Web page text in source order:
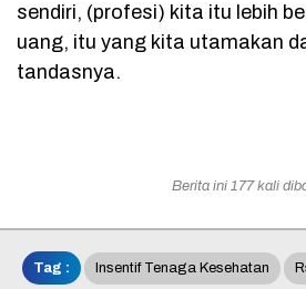
sendiri, (profesi) kita itu lebih
uang, itu yang kita utamakan
tandasnya.
Berita ini 177 kali
Tag : Insentif Tenaga Kesehatan